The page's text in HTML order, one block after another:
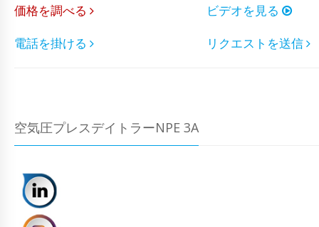
価格を調べる
ビデオを見る
電話を掛ける
リクエストを送信
空気圧プレスデイトラーNPE 3A